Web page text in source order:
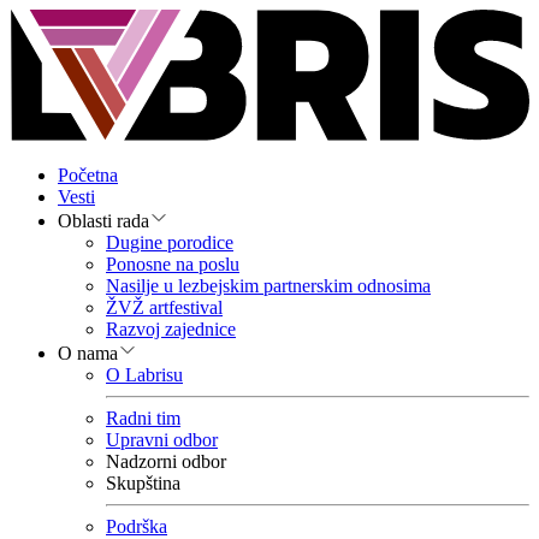
Početna
Vesti
Oblasti rada
Dugine porodice
Ponosne na poslu
Nasilje u lezbejskim partnerskim odnosima
ŽVŽ artfestival
Razvoj zajednice
O nama
O Labrisu
Radni tim
Upravni odbor
Nadzorni odbor
Skupština
Podrška